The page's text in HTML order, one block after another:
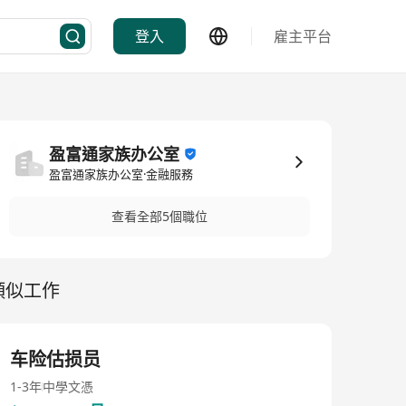
登入 雇主平台
盈富通家族办公室
盈富通家族办公室·金融服務
查看全部5個職位
似工作
车险估损员
1-3年中學文憑